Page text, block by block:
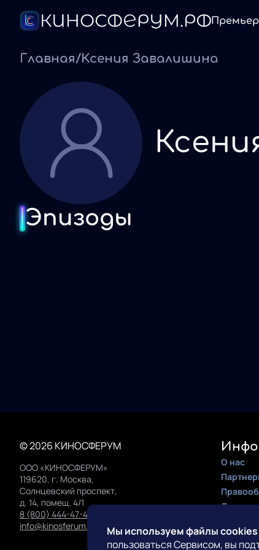
Главная/Ксения Завалишина
Эпизоды
Мы используем файлы
пользоваться Сервисом, вы
© 2026 КИНОСФЕРУМ
ООО «КИНОСФЕРУМ»
119620, г. Москва,
Солнцевский проспект,
д. 14, помещ. 4/1
8 (800) 444-47-42
info@kinosferum.org
О нас